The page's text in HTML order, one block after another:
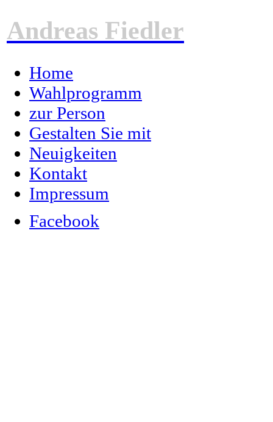
Andreas Fiedler
Home
Wahlprogramm
zur Person
Gestalten Sie mit
Neuigkeiten
Kontakt
Impressum
Facebook